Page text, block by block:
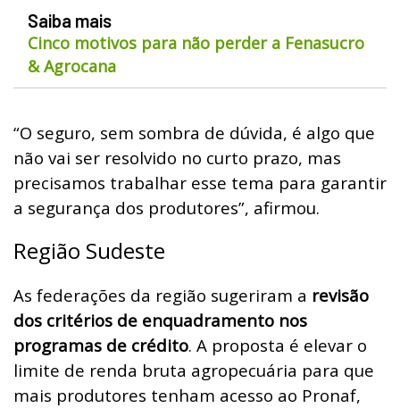
Saiba mais
Cinco motivos para não perder a Fenasucro
& Agrocana
“O seguro, sem sombra de dúvida, é algo que
não vai ser resolvido no curto prazo, mas
precisamos trabalhar esse tema para garantir
a segurança dos produtores”, afirmou.
Região Sudeste
As federações da região sugeriram a revisão
dos critérios de enquadramento nos
programas de crédito. A proposta é elevar o
limite de renda bruta agropecuária para que
mais produtores tenham acesso ao Pronaf,